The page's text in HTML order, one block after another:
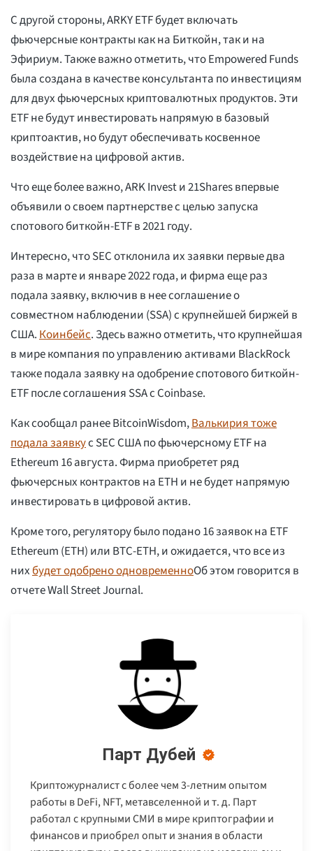
С другой стороны, ARKY ETF будет включать
фьючерсные контракты как на Биткойн, так и на
Эфириум. Также важно отметить, что Empowered Funds
была создана в качестве консультанта по инвестициям
для двух фьючерсных криптовалютных продуктов. Эти
ETF не будут инвестировать напрямую в базовый
криптоактив, но будут обеспечивать косвенное
воздействие на цифровой актив.
Что еще более важно, ARK Invest и 21Shares впервые
объявили о своем партнерстве с целью запуска
спотового биткойн-ETF в 2021 году.
Интересно, что SEC отклонила их заявки первые два
раза в марте и январе 2022 года, и фирма еще раз
подала заявку, включив в нее соглашение о
совместном наблюдении (SSA) с крупнейшей биржей в
США.Коинбейс. Здесь важно отметить, что крупнейшая
в мире компания по управлению активами BlackRock
также подала заявку на одобрение спотового биткойн-
ETF после соглашения SSA с Coinbase.
Как сообщал ранее BitcoinWisdom,Валькирия тоже
подала заявкус SEC США по фьючерсному ETF на
Ethereum 16 августа. Фирма приобретет ряд
фьючерсных контрактов на ETH и не будет напрямую
инвестировать в цифровой актив.
Кроме того, регулятору было подано 16 заявок на ETF
Ethereum (ETH) или BTC-ETH, и ожидается, что все из
нихбудет одобрено одновременноОб этом говорится в
отчете Wall Street Journal.
Парт Дубей
Криптожурналист с более чем 3-летним опытом
работы в DeFi, NFT, метавселенной и т. д. Парт
работал с крупными СМИ в мире криптографии и
финансов и приобрел опыт и знания в области